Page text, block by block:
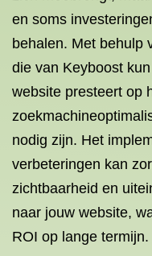
en soms
behalen. Met behulp
die van Keyboost
website presteert op
nodig zijn. Het
verbeteringen kan
zichtbaarheid en
naar jouw website,
ROI op lange termijn.